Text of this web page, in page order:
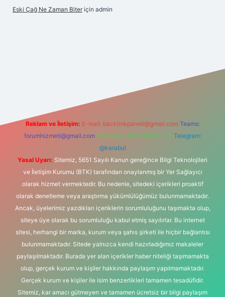
Eski Çağ Ne Zaman Biter için admin
Reklam ve İletişim: E-mail: backlinkpaneli@gmail.com Teams:
forumhizmeti@gmail.com Whatsapp: 0262 606 0 726 Telegram:
@karabul
Yasal Uyarı: Sitemiz, 5651 Sayılı Kanun gereğince Bilgi Teknolojileri
ve İletişim Kurumu (BTK) tarafından onaylanmış bir Yer Sağlayıcı
olarak hizmet vermektedir. Bu nedenle, sitedeki içerikleri proaktif
olarak denetleme veya araştırma yükümlülüğümüz bulunmamaktadır.
Ancak, üyelerimiz yazdıkları içeriklerin sorumluluğunu taşımakta olup,
siteye üye olarak bu sorumluluğu kabul etmiş sayılırlar. Bu internet
sitesi, herhangi bir marka, kurum veya şahıs şirketi ile hiçbir bağlantısı
bulunmamaktadır. Sitede yalnızca kendi hazırladığımız makaleler
paylaşılmaktadır. Burada yer alan içerikler haber niteliği taşımamakta
olup, gerçek kurum ve kişiler hakkında paylaşım yapılmamaktadır.
Gerçek kurum ve kişiler ile isim benzerlikleri tamamen tesadüfidir.
Sitemiz, kar amacı gütmeyen ve tamamen ücretsiz bir bilgi paylaşım